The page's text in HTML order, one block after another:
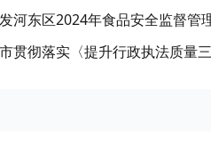
河东区2024年食品安全监督管
贯彻落实〈提升行政执法质量